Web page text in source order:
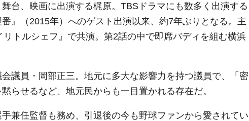
台、映画に出演する梶原。TBSドラマにも数多く出演する
』（2015年）へのゲスト出演以来、約7年ぶりとなる。主
トルシェフ』で共演。第2話の中で即席バディを組む横浜
議員・岡部正三。地元に多大な影響力を持つ議員で、「密
らせるなど、地元民からも一目置かれる存在だ。
兼任監督も務め、引退後の今も野球ファンから愛されてい